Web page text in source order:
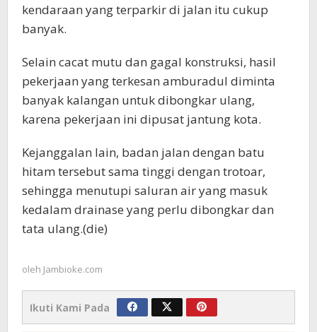
kendaraan yang terparkir di jalan itu cukup
banyak.
Selain cacat mutu dan gagal konstruksi, hasil
pekerjaan yang terkesan amburadul diminta
banyak kalangan untuk dibongkar ulang,
karena pekerjaan ini dipusat jantung kota.
Kejanggalan lain, badan jalan dengan batu
hitam tersebut sama tinggi dengan trotoar,
sehingga menutupi saluran air yang masuk
kedalam drainase yang perlu dibongkar dan
tata ulang.(die)
oleh Jambioke.com
Ikuti Kami Pada